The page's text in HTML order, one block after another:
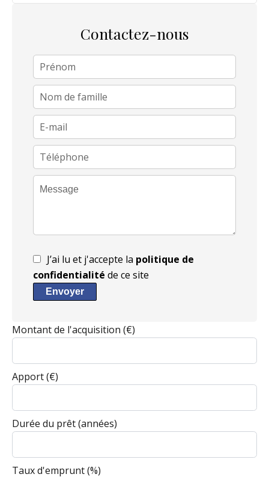
Contactez-nous
J’ai lu et j'accepte la politique de
confidentialité de ce site
Envoyer
Montant de l'acquisition (€)
Apport(€)
Durée du prêt(années)
Taux d'emprunt(%)